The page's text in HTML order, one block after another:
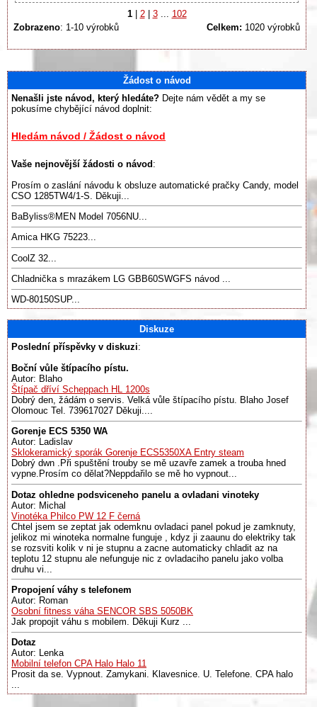
1 | 2 | 3
102
Zobrazeno: 1-10 výrobků Celkem: 1020 výrobků
Žádost o návod
Nenašli jste návod, který hledáte? Dejte nám vědět a my se
pokusíme chybějící návod doplnit:
Hledám návod / Žádost o návod
Vaše nejnovější žádosti o návod :
Prosím o zaslání návodu k obsluze automatické pračky Candy, model
CSO 1285TW4/1-S. Děkuji...
BaByliss®️MEN Model 7056NU...
Amica HKG 75223...
CoolZ 32...
Chladnička s mrazákem LG GBB60SWGFS návod ...
WD-80150SUP...
Diskuze
Poslední příspěvky v diskuzi:
Boční vůle štípacího pístu.
Autor: Blaho
Štípač dříví Scheppach HL 1200s
Dobrý den, žádám o servis. Velká vůle štípacího pístu. Blaho Josef
Olomouc Tel. 739617027 Děkuji....
Gorenje ECS 5350 WA
Autor: Ladislav
Sklokeramický sporák Gorenje ECS5350XA Entry steam
Dobrý dwn .Při spuštění trouby se mě uzavře zamek a trouba hned
vypne.Prosím co dělat?Neppdařilo se mě ho vypnout...
Dotaz ohledne podsviceneho panelu a ovladani vinoteky
Autor: Michal
Vinotéka Philco PW 12 F černá
Chtel jsem se zeptat jak odemknu ovladaci panel pokud je zamknuty,
jelikoz mi winoteka normalne funguje , kdyz ji zaaunu do elektriky tak
se rozsviti kolik v ni je stupnu a zacne automaticky chladit az na
teplotu 12 stupnu ale nefunguje nic z ovladaciho panelu jako volba
druhu vi...
Propojení váhy s telefonem
Autor: Roman
Osobní fitness váha SENCOR SBS 5050BK
Jak propojit váhu s mobilem. Děkuji Kurz ...
Dotaz
Autor: Lenka
Mobilní telefon CPA Halo Halo 11
Prosit da se. Vypnout. Zamykani. Klavesnice. U. Telefone. CPA halo
...